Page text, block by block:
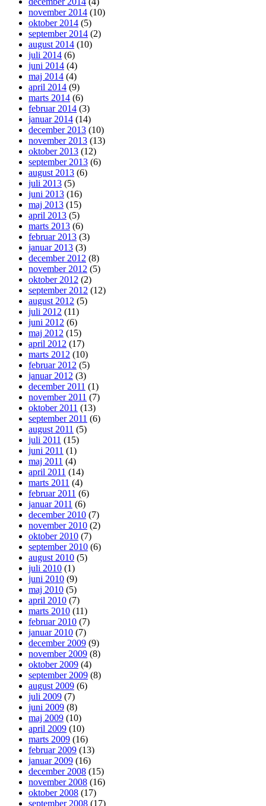
november 2014 (10)
oktober 2014 (5)
september 2014 (2)
august 2014 (10)
juli 2014 (6)
juni 2014 (4)
maj 2014 (4)
april 2014 (9)
marts 2014 (6)
februar 2014 (3)
januar 2014 (14)
december 2013 (10)
november 2013 (13)
oktober 2013 (12)
september 2013 (6)
august 2013 (6)
juli 2013 (5)
juni 2013 (16)
maj 2013 (15)
april 2013 (5)
marts 2013 (6)
februar 2013 (3)
januar 2013 (3)
december 2012 (8)
november 2012 (5)
oktober 2012 (2)
september 2012 (12)
august 2012 (5)
juli 2012 (11)
juni 2012 (6)
maj 2012 (15)
april 2012 (17)
marts 2012 (10)
februar 2012 (5)
januar 2012 (3)
december 2011 (1)
november 2011 (7)
oktober 2011 (13)
september 2011 (6)
august 2011 (5)
juli 2011 (15)
juni 2011 (1)
maj 2011 (4)
april 2011 (14)
marts 2011 (4)
februar 2011 (6)
januar 2011 (6)
december 2010 (7)
november 2010 (2)
oktober 2010 (7)
september 2010 (6)
august 2010 (5)
juli 2010 (1)
juni 2010 (9)
maj 2010 (5)
april 2010 (7)
marts 2010 (11)
februar 2010 (7)
januar 2010 (7)
december 2009 (9)
november 2009 (8)
oktober 2009 (4)
september 2009 (8)
august 2009 (6)
juli 2009 (7)
juni 2009 (8)
maj 2009 (10)
april 2009 (10)
marts 2009 (16)
februar 2009 (13)
januar 2009 (16)
december 2008 (15)
november 2008 (16)
oktober 2008 (17)
september 2008 (17)